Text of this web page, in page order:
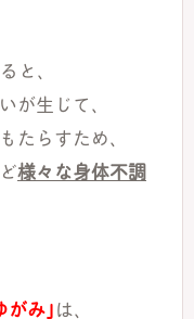
と、
が生じて、
たらすため、
様々な身体不調
がみ｣は、